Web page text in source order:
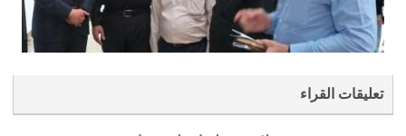
تعليقات القراء